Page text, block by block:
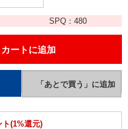
SPQ： 480
ト(1%還元)